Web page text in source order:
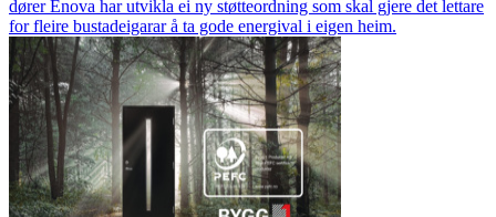
dørerEnova har utvikla ei ny støtteordning som skal gjere det lettare
for fleire bustadeigarar å ta gode energival i eigen heim.